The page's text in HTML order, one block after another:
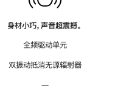
身材小巧，声音超震撼。
全频驱动单元
双振动抵消无源辐射器
—